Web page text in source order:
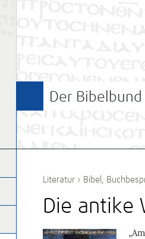
Der Bibelbund
Literatur › Bibel ,
Die antike